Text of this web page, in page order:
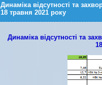
Динаміка відсутності та
18 травня 2021 року
Динаміка відсутності та